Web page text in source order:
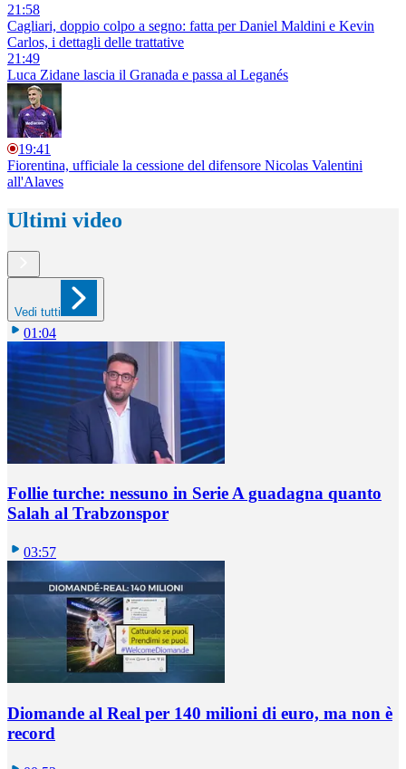
21:58
Cagliari, doppio colpo a segno: fatta per Daniel Maldini e Kevin
Carlos, i dettagli delle trattative
21:49
Luca Zidane lascia il Granada e passa al Leganés
19:41
Fiorentina, ufficiale la cessione del difensore Nicolas Valentini
all'Alaves
Ultimi video
Vedi tutti
01:04
Follie turche: nessuno in Serie A guadagna quanto
Salah al Trabzonspor
03:57
Diomande al Real per 140 milioni di euro, ma non è
record